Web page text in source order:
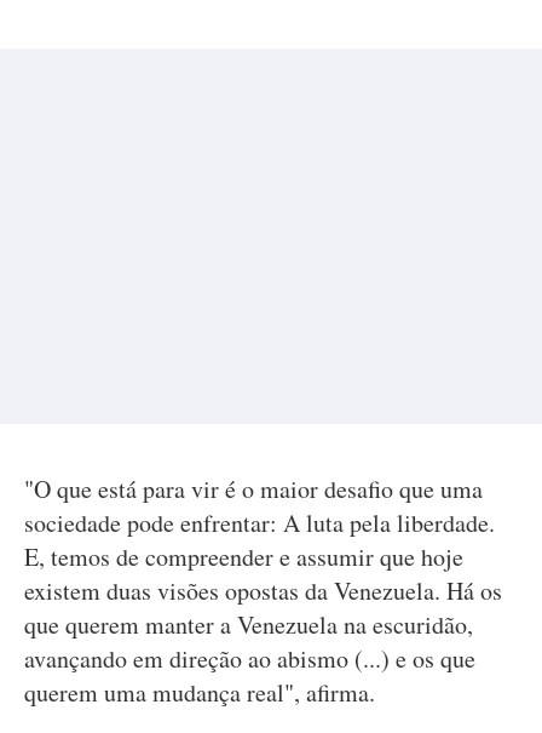
"O que está para vir é o maior desafio que uma
sociedade pode enfrentar: A luta pela liberdade.
E, temos de compreender e assumir que hoje
existem duas visões opostas da Venezuela. Há os
que querem manter a Venezuela na escuridão,
avançando em direção ao abismo (...) e os que
querem uma mudança real", afirma.